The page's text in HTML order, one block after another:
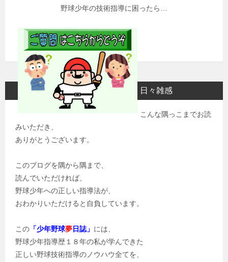
野球少年の技術指導に困ったら…
日々雑感
こんな隅っこまでお読
みいただき、
ありがとうございます。
このブログを隅から隅まで、
読んでいただければ、
野球少年への正しい指導法が、
おわかりいただけると自負しています。
この 「少年野球夢日誌」 には、
野球少年指導歴１８年の私が学んできた
正しい野球技術指導のノウハウ全てを、